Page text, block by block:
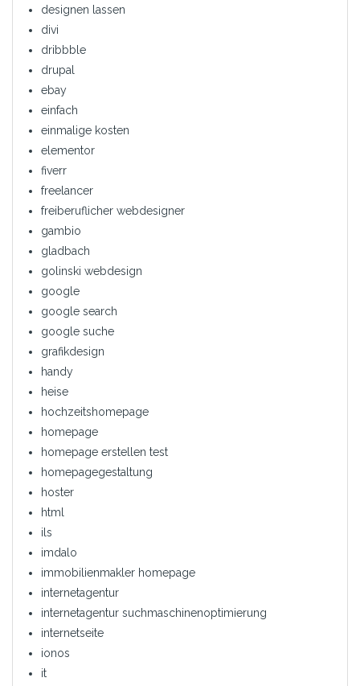
designen lassen
divi
dribbble
drupal
ebay
einfach
einmalige kosten
elementor
fiverr
freelancer
freiberuflicher webdesigner
gambio
gladbach
golinski webdesign
google
google search
google suche
grafikdesign
handy
heise
hochzeitshomepage
homepage
homepage erstellen test
homepagegestaltung
hoster
html
ils
imdalo
immobilienmakler homepage
internetagentur
internetagentur suchmaschinenoptimierung
internetseite
ionos
it